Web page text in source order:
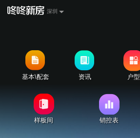
深圳
基本\配套 资讯 户型
样板间 销控表